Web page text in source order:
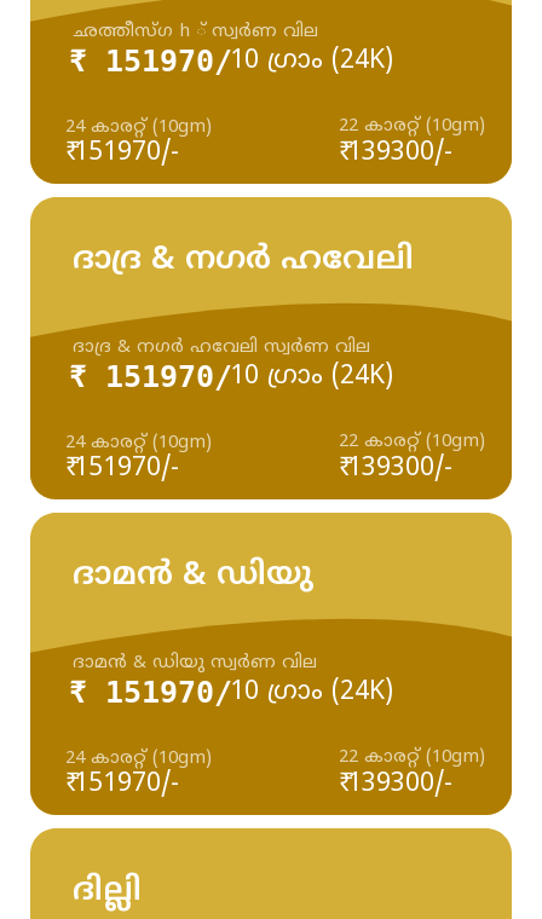
₹ 151970/10 ഗ്രാം (24K)
₹ 151970/-
24 കാരറ്റ് (10gm) 22 കാരറ്റ് (10gm)
ഛത്തീസ്ഗ h ് സ്വർണ വില
₹ 139300/-
ദാദ്ര & നഗർ ഹവേലി
₹ 151970/10 ഗ്രാം (24K)
₹ 151970/-
24 കാരറ്റ് (10gm) 22 കാരറ്റ് (10gm)
ദാദ്ര & നഗർ ഹവേലി സ്വർണ വില
₹ 139300/-
ദാമൻ & ഡിയു
₹ 151970/10 ഗ്രാം (24K)
₹ 151970/-
24 കാരറ്റ് (10gm) 22 കാരറ്റ് (10gm)
ദാമൻ & ഡിയു സ്വർണ വില
₹ 139300/-
ദില്ലി